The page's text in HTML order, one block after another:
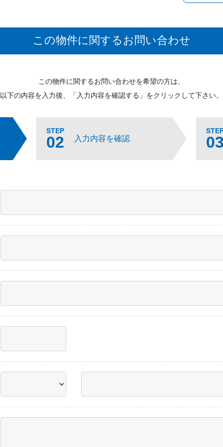
この物件に関するお問い合わせ
この物件に関するお問い合わせを希望の方は、
以下の内容を入力後、「入力内容を確認する」をクリックして下さい。
STEP
02 入力内容を確認